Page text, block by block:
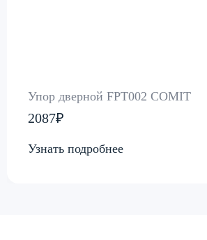
Упор дверной FPT002 COMIT
2087₽
Узнать подробнее